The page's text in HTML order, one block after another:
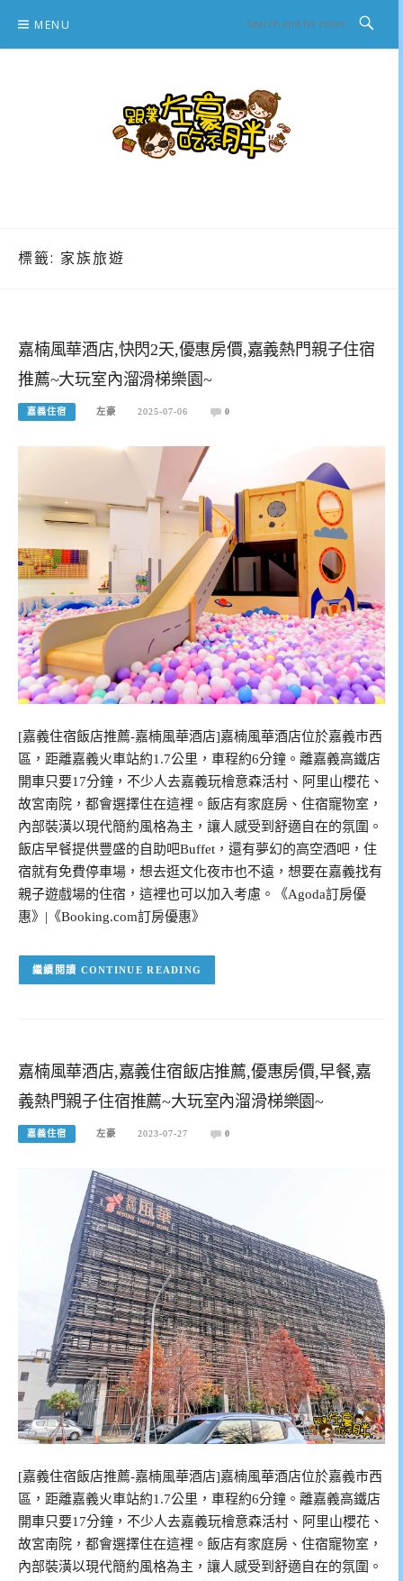
content
MENU
標籤: 家族旅遊
嘉楠風華酒店,快閃2天,優惠房價,嘉義熱門親子住宿
推薦~大玩室內溜滑梯樂園~
嘉義住宿 左豪 2025-07-06 0
[嘉義住宿飯店推薦-嘉楠風華酒店]嘉楠風華酒店位於嘉義市西
區，距離嘉義火車站約1.7公里，車程約6分鐘。離嘉義高鐵店
開車只要17分鐘，不少人去嘉義玩檜意森活村、阿里山櫻花、
故宮南院，都會選擇住在這裡。飯店有家庭房、住宿寵物室，
內部裝潢以現代簡約風格為主，讓人感受到舒適自在的氛圍。
飯店早餐提供豐盛的自助吧Buffet，還有夢幻的高空酒吧，住
宿就有免費停車場，想去逛文化夜市也不遠，想要在嘉義找有
親子遊戲場的住宿，這裡也可以加入考慮。《Agoda訂房優
惠》|《Booking.com訂房優惠》
CONTINUE READING
嘉楠風華酒店,嘉義住宿飯店推薦,優惠房價,早餐,嘉
義熱門親子住宿推薦~大玩室內溜滑梯樂園~
嘉義住宿 左豪 2023-07-27 0
[嘉義住宿飯店推薦-嘉楠風華酒店]嘉楠風華酒店位於嘉義市西
區，距離嘉義火車站約1.7公里，車程約6分鐘。離嘉義高鐵店
開車只要17分鐘，不少人去嘉義玩檜意森活村、阿里山櫻花、
故宮南院，都會選擇住在這裡。飯店有家庭房、住宿寵物室，
內部裝潢以現代簡約風格為主，讓人感受到舒適自在的氛圍。